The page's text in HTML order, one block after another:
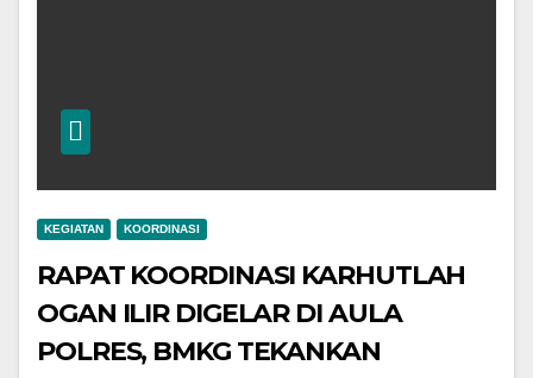
KEGIATAN KOORDINASI
RAPAT KOORDINASI KARHUTLAH
OGAN ILIR DIGELAR DI AULA
POLRES, BMKG TEKANKAN